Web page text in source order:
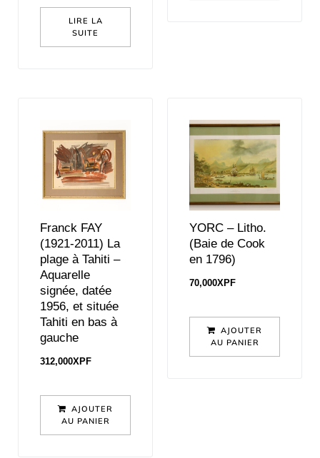
LIRE LA
SUITE
Franck FAY
(1921-2011) La
plage à Tahiti –
Aquarelle
signée, datée
1956, et située
Tahiti en bas à
gauche
312,000XPF
AJOUTER
AU PANIER
YORC – Litho.
(Baie de Cook
en 1796)
70,000XPF
AJOUTER
AU PANIER